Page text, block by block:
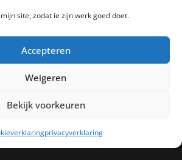
site, zodat ie zijn werk goed doet.
Accepteren
Weigeren
Bekijk voorkeuren
privacyverklaring